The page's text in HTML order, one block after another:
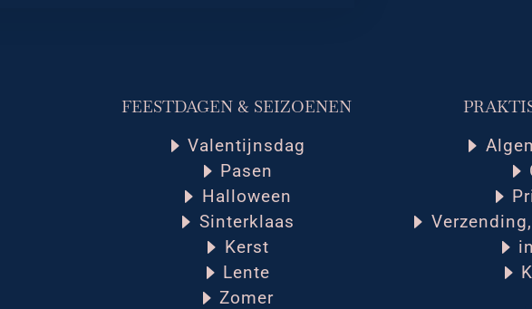
FEESTDAGEN & SEIZOENEN
Valentijnsdag
Pasen
Halloween
Sinterklaas
Kerst
Lente
Zomer